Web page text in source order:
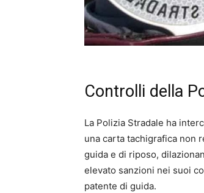
Controlli della
La Polizia Stradale ha
una carta tachigrafica non
guida e di riposo,
elevato sanzioni nei suoi
patente di guida.